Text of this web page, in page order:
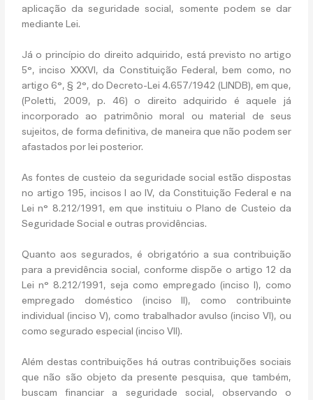
aplicação da seguridade social, somente podem se dar
mediante Lei.
Já o princípio do direito adquirido, está previsto no artigo
5°, inciso XXXVI, da Constituição Federal, bem como, no
artigo 6°, § 2°, do Decreto-Lei 4.657/1942 (LINDB), em que,
(Poletti, 2009, p. 46) o direito adquirido é aquele já
incorporado ao patrimônio moral ou material de seus
sujeitos, de forma definitiva, de maneira que não podem ser
afastados por lei posterior.
As fontes de custeio da seguridade social estão dispostas
no artigo 195, incisos I ao IV, da Constituição Federal e na
Lei n° 8.212/1991, em que instituiu o Plano de Custeio da
Seguridade Social e outras providências.
Quanto aos segurados, é obrigatório a sua contribuição
para a previdência social, conforme dispõe o artigo 12 da
Lei n° 8.212/1991, seja como empregado (inciso I), como
empregado doméstico (inciso II), como contribuinte
individual (inciso V), como trabalhador avulso (inciso VI), ou
como segurado especial (inciso VII).
Além destas contribuições há outras contribuições sociais
que não são objeto da presente pesquisa, que também,
buscam financiar a seguridade social, observando o